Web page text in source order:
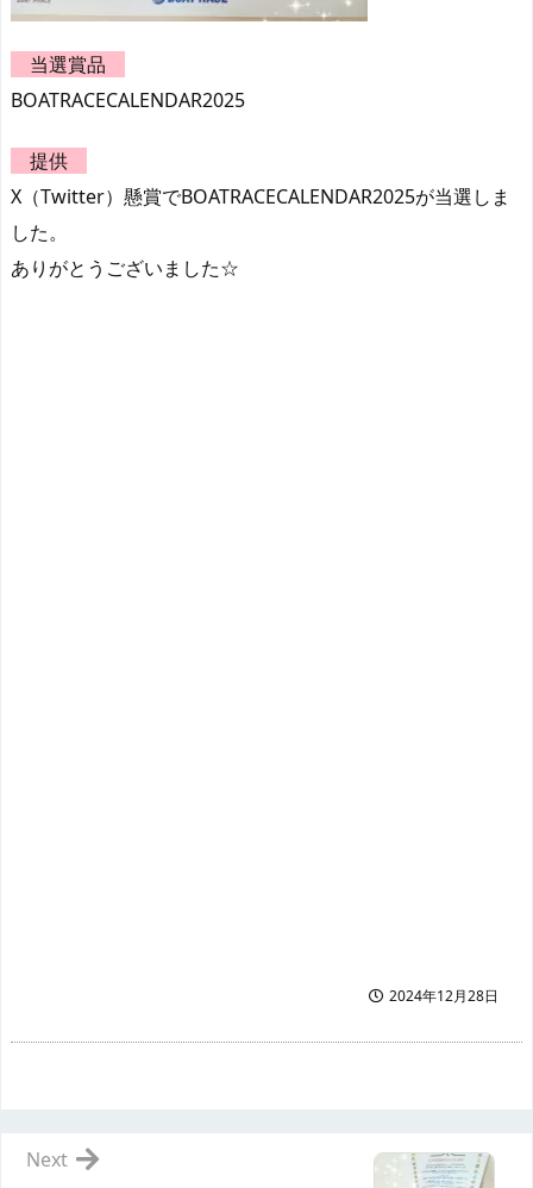
当選賞品
BOATRACECALENDAR2025
提供
X（Twitter）懸賞でBOATRACECALENDAR2025が当選しま
した。
ありがとうございました☆
2024年12月28日
Next